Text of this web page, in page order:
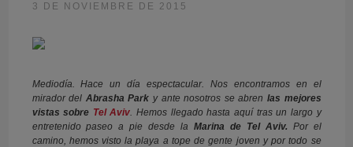
3 DE NOVIEMBRE DE 2015
Mediodía. Hace un día espectacular. Nos encontramos en el
mirador del Abrasha Park y ante nosotros se abren las mejores
vistas sobre Tel Aviv. Hemos llegado hasta aquí tras un largo y
entretenido paseo a pie desde la Marina de Tel Aviv. Por el
camino, hemos visto la playa a tope de gente joven y por todo se